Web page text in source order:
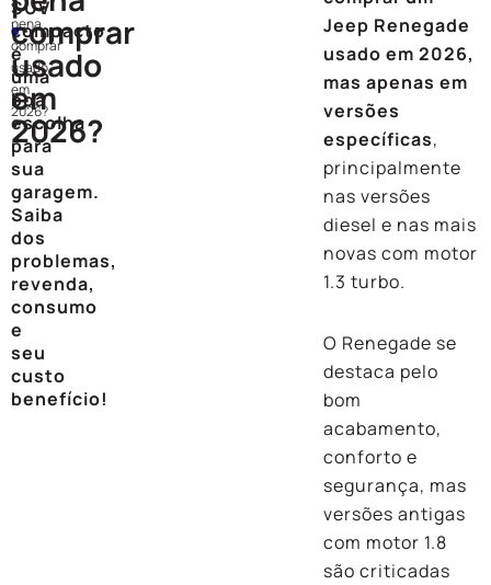
pena
comprar
usado
em
2026?
comprar
usado
em
2026?
SUV
compacto
é
uma
boa
escolha
para
sua
garagem.
Saiba
dos
problemas,
revenda,
consumo
e
seu
custo
benefício!
o
Jeep Renegade
usado em 2026,
mas apenas em
versões
específicas,
principalmente
nas versões
diesel e nas mais
novas com motor
1.3 turbo.
O Renegade se
destaca pelo
bom
acabamento,
conforto e
segurança, mas
versões antigas
com motor 1.8
são criticadas